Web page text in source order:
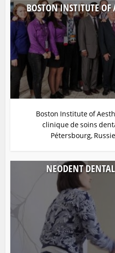
BOSTON INSTITUTE
Boston Institute of
clinique de soins
Pétersbourg,
NEODENT